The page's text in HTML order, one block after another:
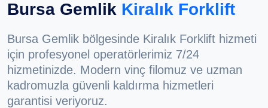
Bursa Gemlik Kiralık Forklift
Bursa Gemlik bölgesinde Kiralık Forklift hizmeti
için profesyonel operatörlerimiz 7/24
hizmetinizde. Modern vinç filomuz ve uzman
kadromuzla güvenli kaldırma hizmetleri
garantisi veriyoruz.